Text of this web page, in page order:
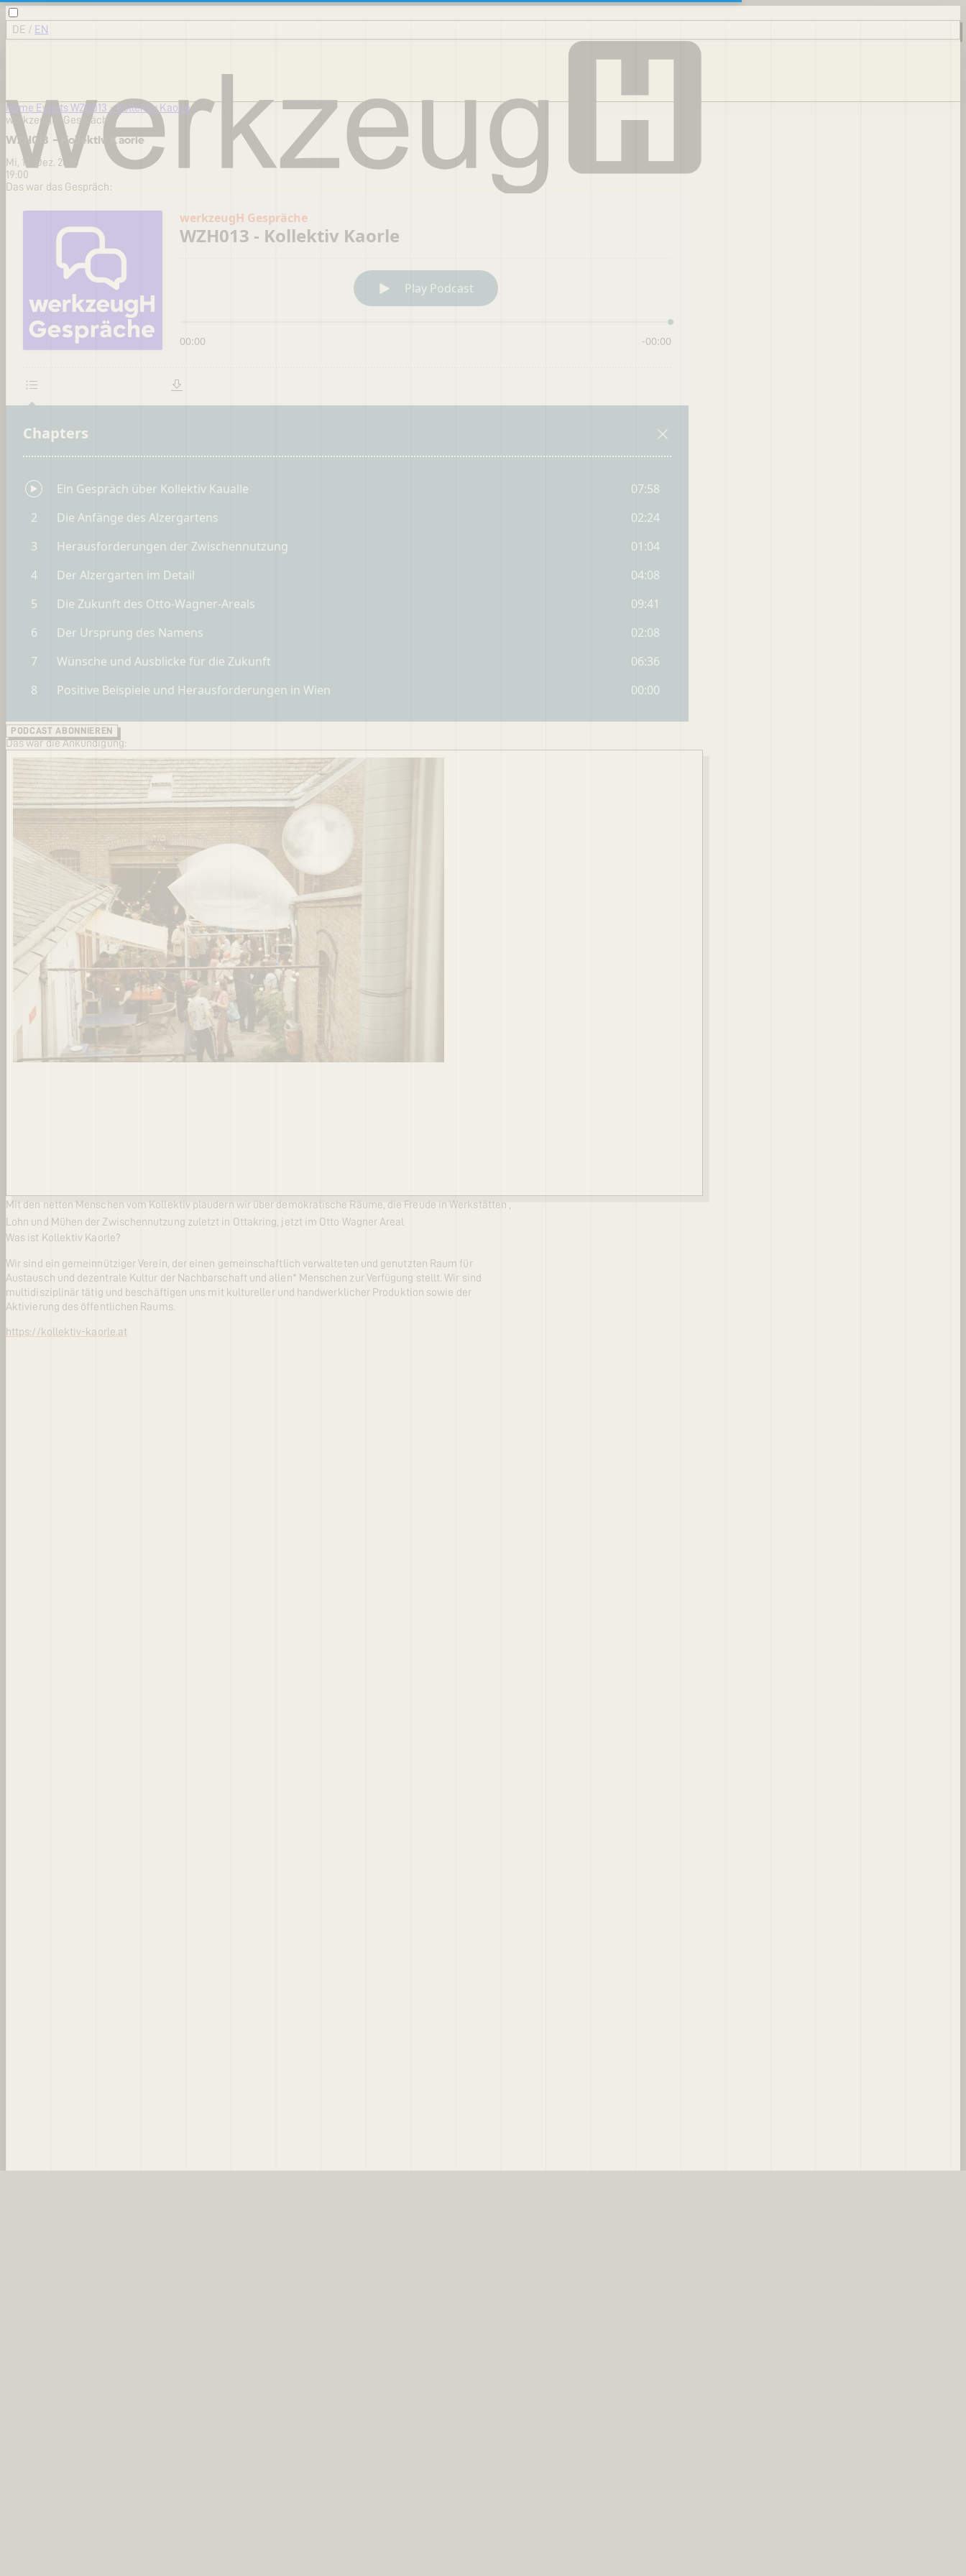
DE / EN
Home EventsWZH013 - Kollektiv Kaorle
werkzeugH-Gespräch
WZH013 - Kollektiv Kaorle
Mi, 17. Dez. 2025
19:00
Das war das Gespräch:
PODCAST ABONNIEREN
Das war die Ankündigung:
Mit den netten Menschen vom Kollektiv plaudern wir über demokratische Räume, die Freude in Werkstätten ,
Lohn und Mühen der Zwischennutzung zuletzt in Ottakring, jetzt im Otto Wagner Areal
Was ist Kollektiv Kaorle?
Wir sind ein gemeinnütziger Verein, der einen gemeinschaftlich verwalteten und genutzten Raum für
Austausch und dezentrale Kultur der Nachbarschaft und allen* Menschen zur Verfügung stellt. Wir sind
multidisziplinär tätig und beschäftigen uns mit kultureller und handwerklicher Produktion sowie der
Aktivierung des öffentlichen Raums.
https://kollektiv-kaorle.at